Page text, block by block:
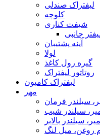
لیفتراک صندلی
کلوچه
شیفت کناری
جانبی
آینه پشتیبان
لولا
گیره رول کاغذ
روتاتور لیفتراک
لیفتراک کامیون
مهر
سیلندر فرمان
سیلندر شیب
سیلندر بالابر
روغن، میل لنگ